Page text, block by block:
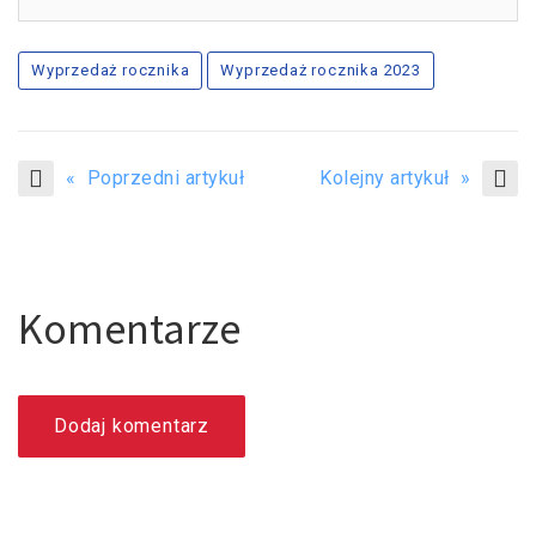
Wyprzedaż rocznika Wyprzedaż rocznika 2023
« Poprzedni artykuł Kolejny artykuł »
Komentarze
Dodaj komentarz